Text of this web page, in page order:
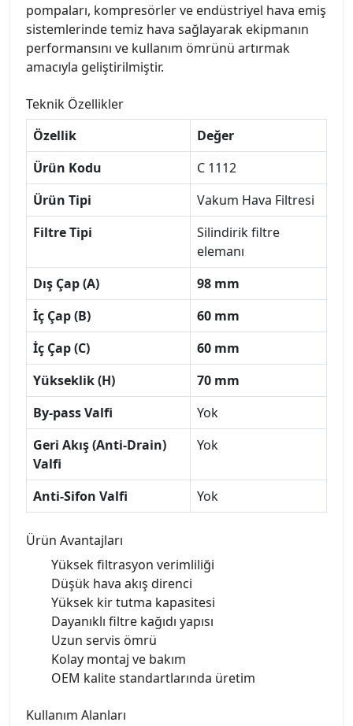
pompaları, kompresörler ve endüstriyel hava emiş
sistemlerinde temiz hava sağlayarak ekipmanın
performansını ve kullanım ömrünü artırmak
amacıyla geliştirilmiştir.
Teknik Özellikler
Özellik
Değer
Ürün Kodu
C 1112
Ürün Tipi
Vakum Hava Filtresi
Filtre Tipi
Silindirik filtre
elemanı
Dış Çap (A)
98 mm
İç Çap (B)
60 mm
İç Çap (C)
60 mm
Yükseklik (H)
70 mm
By-pass Valfi
Yok
Geri Akış (Anti-Drain)
Valfi
Yok
Anti-Sifon Valfi Yok
Ürün Avantajları
Yüksek filtrasyon verimliliği
Düşük hava akış direnci
Yüksek kir tutma kapasitesi
Dayanıklı filtre kağıdı yapısı
Uzun servis ömrü
Kolay montaj ve bakım
OEM kalite standartlarında üretim
Kullanım Alanları